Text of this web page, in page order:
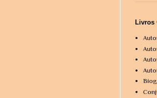
Livros